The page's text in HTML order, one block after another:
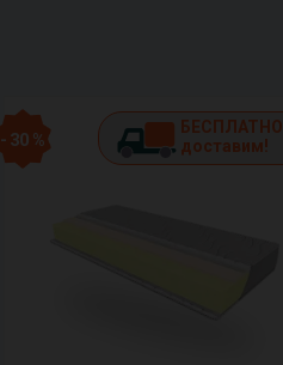
- 30 %
БЕСПЛАТНО
доставим!